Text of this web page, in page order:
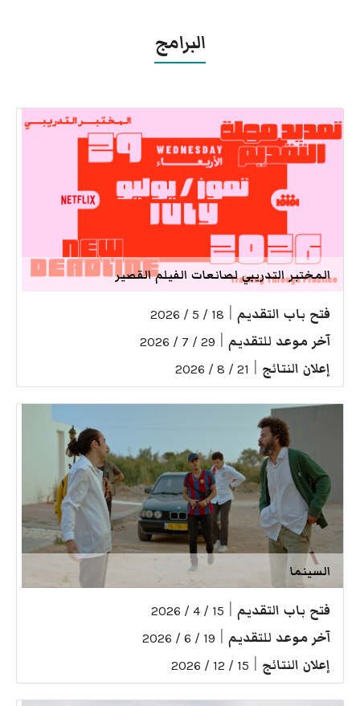
البرامج
المختبر التدريبي لصانعات الفيلم القصير
فتح باب التقديم 18 / 5 / 2026
آخر موعد للتقديم 29 / 7 / 2026
إعلان النتائج 21 / 8 / 2026
السينما
فتح باب التقديم 15 / 4 / 2026
آخر موعد للتقديم 19 / 6 / 2026
إعلان النتائج 15 / 12 / 2026